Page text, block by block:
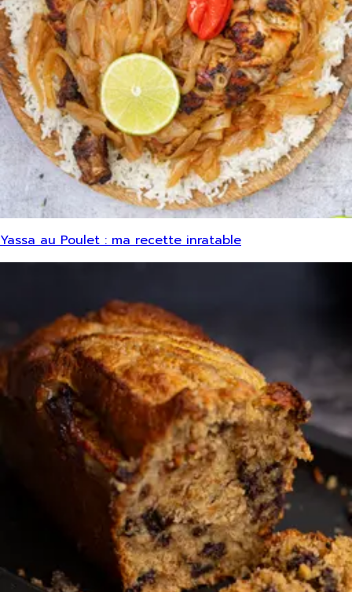
Yassa au Poulet : ma recette inratable